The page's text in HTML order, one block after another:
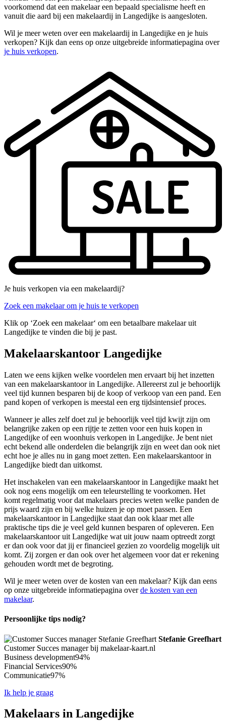
voorkomend dat een makelaar een bepaald specialisme heeft en
vanuit die aard bij een makelaardij in Langedijke is aangesloten.
Wil je meer weten over een makelaardij in Langedijke en je huis
verkopen? Kijk dan eens op onze uitgebreide informatiepagina over
je huis verkopen.
Je huis verkopen via een makelaardij?
Zoek een makelaar om je huis te verkopen
Klik op ‘Zoek een makelaar‘ om een betaalbare makelaar uit
Langedijke te vinden die bij je past.
Makelaarskantoor Langedijke
Laten we eens kijken welke voordelen men ervaart bij het inzetten
van een makelaarskantoor in Langedijke. Allereerst zul je behoorlijk
veel tijd kunnen besparen bij de koop of verkoop van een pand. Een
pand kopen of verkopen is meestal een erg tijdsintensief proces.
Wanneer je alles zelf doet zul je behoorlijk veel tijd kwijt zijn om
belangrijke zaken op een rijtje te zetten voor een huis kopen in
Langedijke of een woonhuis verkopen in Langedijke. Je bent niet
echt bekend alle onderdelen die belangrijk zijn en weet dan ook niet
echt hoe je alles nu in gang moet zetten. Een makelaarskantoor in
Langedijke biedt dan uitkomst.
Het inschakelen van een makelaarskantoor in Langedijke maakt het
ook nog eens mogelijk om een teleurstelling te voorkomen. Het
komt regelmatig voor dat makelaars precies weten welke panden de
prijs waard zijn en bij welke huizen je op moet passen. Een
makelaarskantoor in Langedijke staat dan ook klaar met alle
praktische tips die je veel geld kunnen besparen of opleveren. Een
makelaarskantoor uit Langedijke wat uit jouw naam optreedt zorgt
er dan ook voor dat jij er financieel gezien zo voordelig mogelijk uit
komt. Zij zorgen er dan ook over het algemeen voor dat er rekening
gehouden wordt met de begroting.
Wil je meer weten over de kosten van een makelaar? Kijk dan eens
op onze uitgebreide informatiepagina overde kosten van een
makelaar.
Persoonlijke tips nodig?
Stefanie Greefhart
Customer Succes manager bij makelaar-kaart.nl
Business development94%
Financial Services90%
Communicatie97%
Ik help je graag
Makelaars in Langedijke